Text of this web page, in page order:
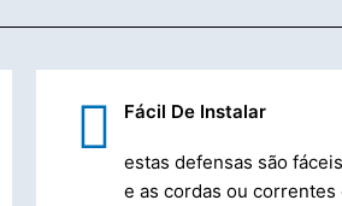
Fácil De Instalar
estas defensas são
e as cordas ou correntes